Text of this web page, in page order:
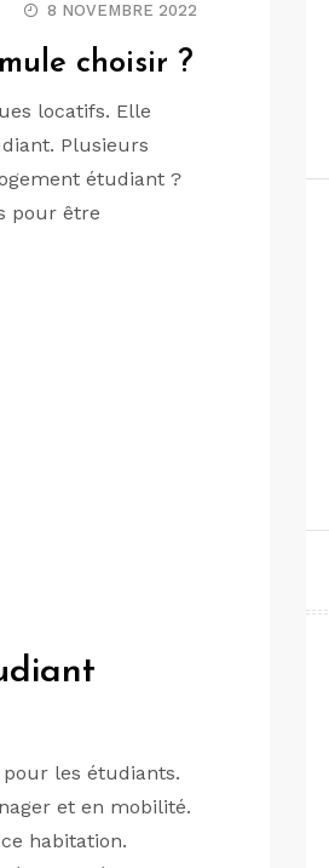
8 NOVEMBRE 2022
choisir ?
locatifs. Elle
Plusieurs
étudiant ?
pour être
les étudiants.
et en mobilité.
habitation.